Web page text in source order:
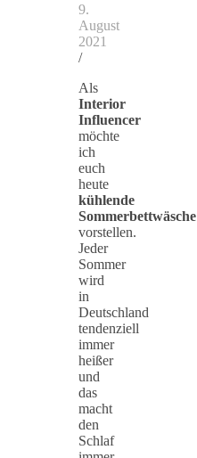
9.
August
2021
/
Als
Interior
Influencer
möchte
ich
euch
heute
kühlende
Sommerbettwäsche
vorstellen.
Jeder
Sommer
wird
in
Deutschland
tendenziell
immer
heißer
und
das
macht
den
Schlaf